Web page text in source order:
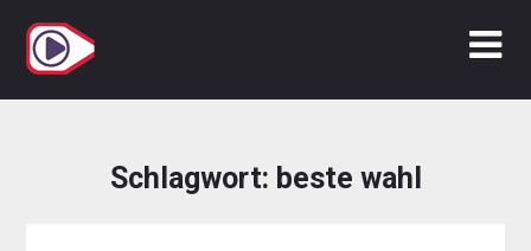
Inhalt
springen
Schlagwort: beste wahl